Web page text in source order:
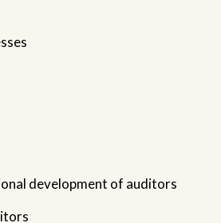
development of auditors